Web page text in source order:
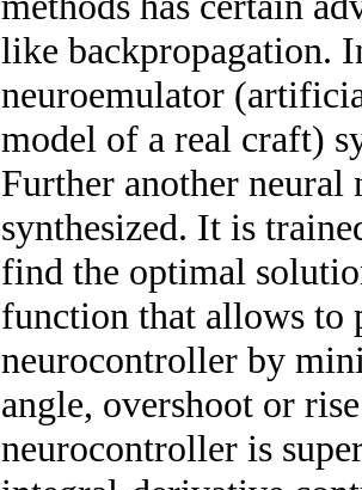
like backpropagation.
neuroemulator
model of a real craft)
Further another
synthesized. It is
find the optimal
function that allows to
neurocontroller by
angle, overshoot or
neurocontroller is